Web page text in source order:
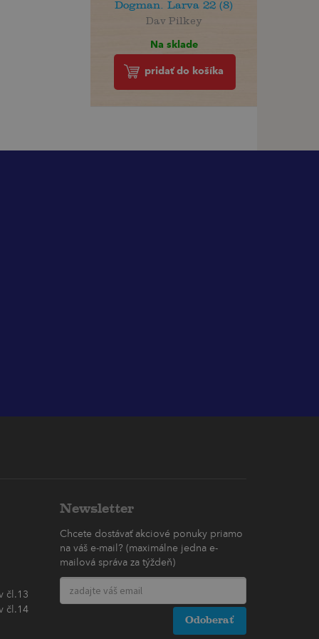
Dogman. Larva 22 (8)
Dav Pilkey
Na sklade
pridať do košíka
čl.13
čl.14
Newsletter
Chcete dostávať akciové ponuky priamo
na váš e-mail? (maximálne jedna e-
mailová správa za týždeň)
Odoberať